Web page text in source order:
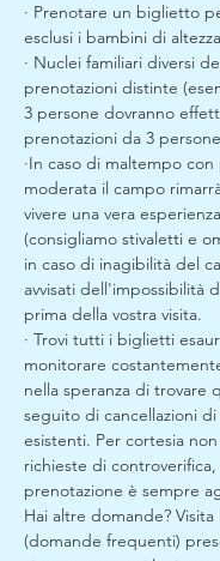
· Prenotare un biglietto
esclusi i bambini di
· Nuclei familiari diversi
prenotazioni distinte
3 persone dovranno
prenotazioni da 3
·In caso di maltempo
moderata il campo
vivere una vera
(consigliamo stivaletti e
in caso di inagibilità del
avvisati dell'impossibilità
prima della vostra visita.
· Trovi tutti i biglietti
monitorare
nella speranza di trovare
seguito di cancellazioni
esistenti. Per cortesia
richieste di
prenotazione è sempre
Hai altre domande? Visita
(domande frequenti)